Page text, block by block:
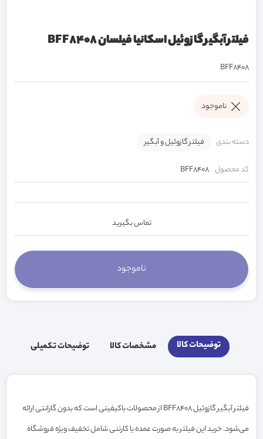
فیلتر آبگیر گازوئیل اسکانیا فیلسان BFF8408
BFF8408
ناموجود
دسته بندی فیلتر گازوئیل و آبگیر
کد محصول BFF8408
تماس بگیرید
توضیحات کالا مشخصات کالا توضیحات تکمیلی
فیلتر آبگیر گازوئیل BFF8408 از محصولات باکیفیتی است که بدون گارانتی ارائه
می‌شود. خرید این فیلتر به صورت عمده یا کارتنی شامل تخفیف ویژه فروشگاه